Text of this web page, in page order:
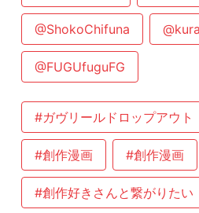
@ShokoChifuna
@FUGUfuguFG
#ガヴリールドロップアウト
#創作漫画 #創作漫画
#創作好きさんと繋がりたい